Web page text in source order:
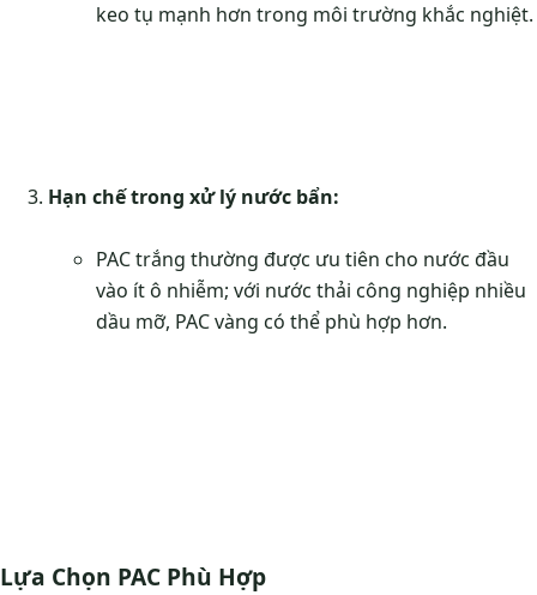
keo tụ mạnh hơn trong môi trường khắc nghiệt.
Hạn chế trong xử lý nước bẩn:
PAC trắng thường được ưu tiên cho nước đầu
vào ít ô nhiễm; với nước thải công nghiệp nhiều
dầu mỡ, PAC vàng có thể phù hợp hơn.
Lựa Chọn PAC Phù Hợp